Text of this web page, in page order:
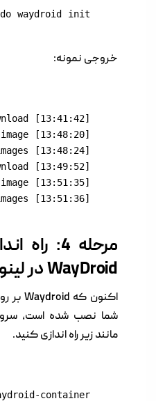
waydroid init
خروجی نمونه:
[13:51:36] Extracting to /var/lib/waydroid/images
مرحله 4:
WayDroid در لینوکس
مانند زیر راه اندازی کنید.
container